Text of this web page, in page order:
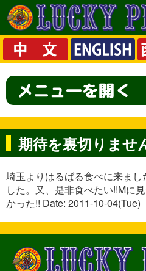
期待を裏切りませ
埼玉よりはるばる食べに来ま
した。又、是非食べたい!!Mに
かった!! Date: 2011-10-